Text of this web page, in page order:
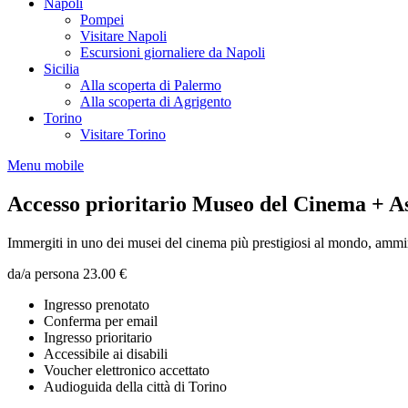
Napoli
Pompei
Visitare Napoli
Escursioni giornaliere da Napoli
Sicilia
Alla scoperta di Palermo
Alla scoperta di Agrigento
Torino
Visitare Torino
Menu mobile
Accesso prioritario Museo del Cinema +
Immergiti in uno dei musei del cinema più prestigiosi al mondo,
da/a persona 23.00 €
Ingresso prenotato
Conferma per email
Ingresso prioritario
Accessibile ai disabili
Voucher elettronico accettato
Audioguida della città di Torino